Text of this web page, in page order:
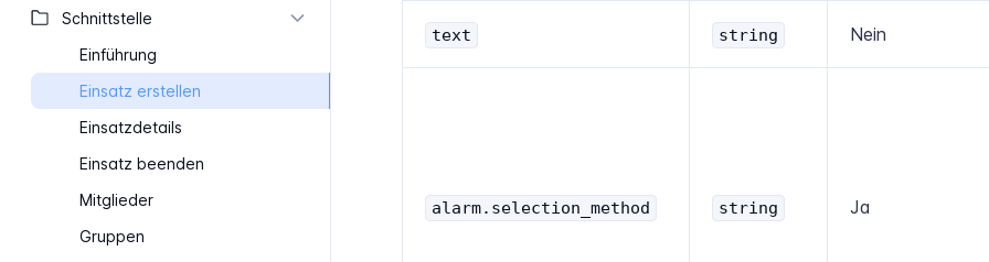
Schnittstelle
Einführung
Einsatz erstellen
Einsatzdetails
Einsatz beenden
Mitglieder
Gruppen
text string Nein
alarm.selection_method string Ja